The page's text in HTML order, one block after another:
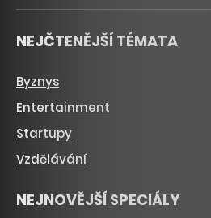
NEJČTENĚJŠÍ TÉMATA
Byznys
Entertainment
Startupy
Vzdělávání
NEJNOVĚJŠÍ SPECIÁLY